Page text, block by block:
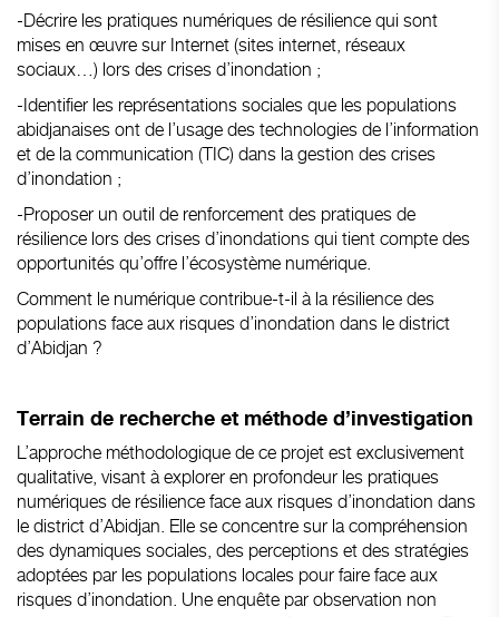
-Décrire les pratiques numériques de résilience qui sont
mises en œuvre sur Internet (sites internet, réseaux
sociaux…) lors des crises d’inondation ;
-Identifier les représentations sociales que les populations
abidjanaises ont de l’usage des technologies de l’information
et de la communication (TIC) dans la gestion des crises
d’inondation ;
-Proposer un outil de renforcement des pratiques de
résilience lors des crises d’inondations qui tient compte des
opportunités qu’offre l’écosystème numérique.
Comment le numérique contribue-t-il à la résilience des
populations face aux risques d’inondation dans le district
d’Abidjan ?
Terrain de recherche et méthode d’investigation
L’approche méthodologique de ce projet est exclusivement
qualitative, visant à explorer en profondeur les pratiques
numériques de résilience face aux risques d’inondation dans
le district d’Abidjan. Elle se concentre sur la compréhension
des dynamiques sociales, des perceptions et des stratégies
adoptées par les populations locales pour faire face aux
risques d’inondation. Une enquête par observation non